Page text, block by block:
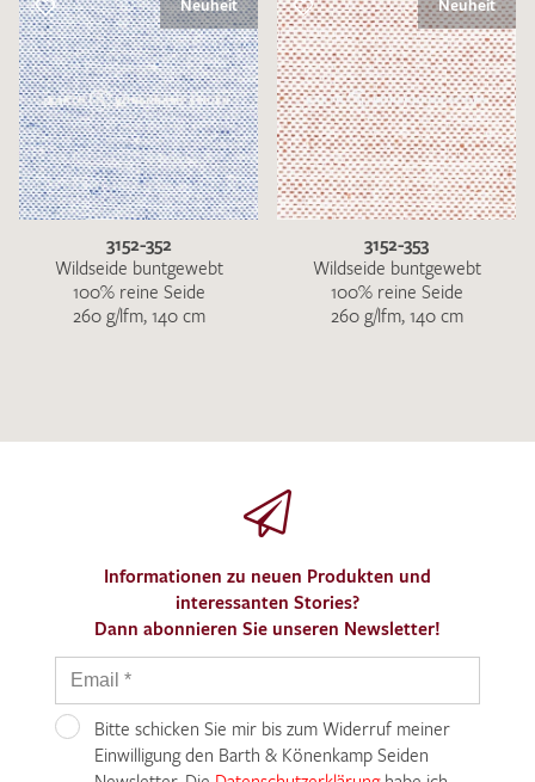
MUSTERANFRAGE SENDEN
Neuheit
3152-352
Wildseide buntgewebt
100% reine Seide
260 g/lfm, 140 cm
Neuheit
3152-353
Wildseide buntgewebt
100% reine Seide
260 g/lfm, 140 cm
Informationen zu neuen Produkten und
interessanten Stories?
Dann abonnieren Sie unseren Newsletter!
Bitte schicken Sie mir bis zum Widerruf meiner
Einwilligung den Barth & Könenkamp Seiden